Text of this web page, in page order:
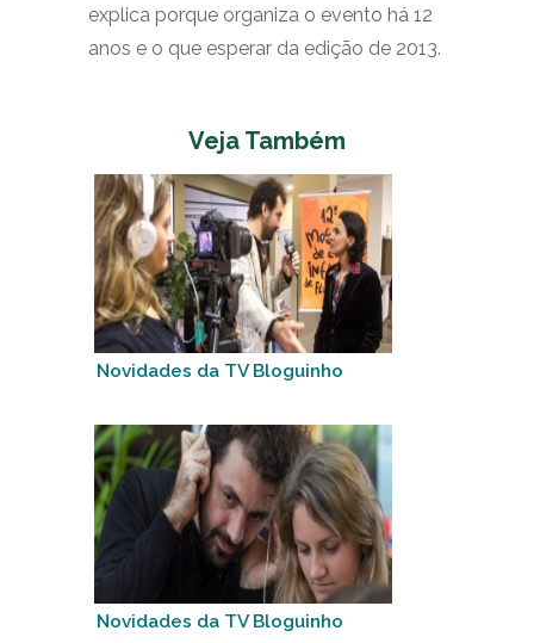
explica porque organiza o evento há 12
anos e o que esperar da edição de 2013.
Veja Também
Novidades da TV Bloguinho
Novidades da TV Bloguinho